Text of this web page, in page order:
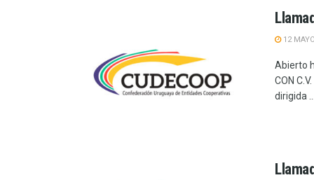
12
Abierto
CON
dirigida